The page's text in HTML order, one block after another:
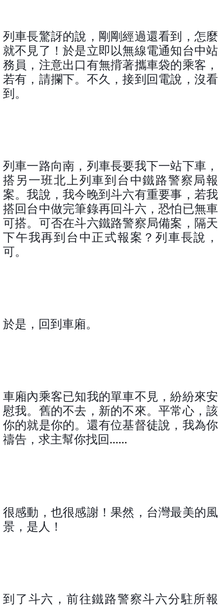
列車長驚訝的說，剛剛經過還看到，怎麼
就不見了！於是立即以無線電通知台中站
務員，注意出口有無揹著攜車袋的乘客，
若有，請攔下。不久，接到回電說，沒看
到。
列車一路向南，列車長要我下一站下車，
搭另一班北上列車到台中鐵路警察局報
案。我說，我今晚到斗六有重要事，若我
搭回台中做完筆錄再回斗六，恐怕已無車
可搭。可否在斗六鐵路警察局備案，隔天
下午我再到台中正式報案？列車長說，
可。
於是，回到車廂。
車廂內乘客已知我的單車不見，紛紛來安
慰我。舊的不去，新的不來。平常心，該
你的就是你的。還有位基督徒說，我為你
禱告，求主幫你找回......
很感動，也很感謝！果然，台灣最美的風
景，是人！
到了斗六，前往鐵路警察斗六分駐所報